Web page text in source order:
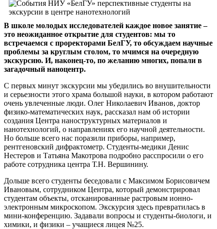
В школе молодых исследователей каждое новое занятие –
это неожиданное открытие для студентов: мы то
встречаемся с проректорами БелГУ, то обсуждаем научные
проблемы за круглым столом, то мчимся на очередную
экскурсию. И, наконец-то, по желанию многих, попали в
загадочный наноцентр.
С первых минут экскурсии мы убедились во внушительности
и серьезности этого храма большой науки, в котором работают
очень увлеченные люди. Олег Николаевич Иванов, доктор
физико-математических наук, рассказал нам об истории
создания Центра наноструктурных материалов и
нанотехнологий, о направлениях его научной деятельности.
Но больше всего нас поразили приборы, например,
рентгеновский дифрактометр. Студенты-медики Денис
Нестеров и Татьяна Макотрова подробно расспросили о его
работе сотрудника центра Т.Н. Вершинину.
Дольше всего студенты беседовали с Максимом Борисовичем
Ивановым, сотрудником Центра, который демонстрировал
студентам объекты, отсканированные растровым ионно-
электронным микроскопом. Экскурсия здесь превратилась в
мини-конференцию. Задавали вопросы и студенты-биологи, и
химики, и физики – учащиеся лицея №25.